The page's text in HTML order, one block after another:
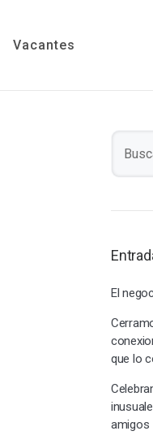
Vacantes
El
que lo
amigos